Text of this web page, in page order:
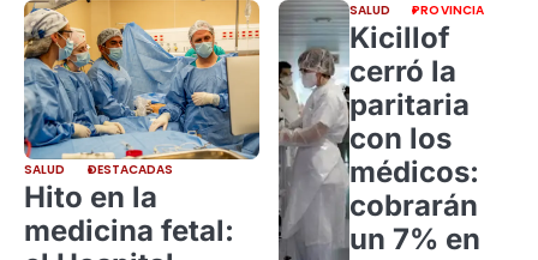
SALUD DESTACADAS
Hito en la
medicina fetal:
SALUD PROVINCIA
Kicillof
cerró la
paritaria
con los
médicos:
cobrarán
un 7% en